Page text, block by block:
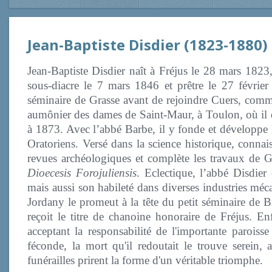
Jean-Baptiste Disdier (1823-1880)
Jean-Baptiste Disdier naît à Fréjus le 28 mars
sous-diacre le 7 mars 1846 et prêtre le 27
séminaire de Grasse avant de rejoindre Cuers,
aumônier des dames de Saint-Maur, à Toulon, où
à 1873. Avec l’abbé Barbe, il y fonde et
Oratoriens. Versé dans la science historique,
revues archéologiques et complète les travaux
Dioecesis Forojuliensis. Eclectique, l’abbé Disdier
mais aussi son habileté dans diverses industries
Jordany le promeut à la tête du petit séminaire de
reçoit le titre de chanoine honoraire de Fréjus.
acceptant la responsabilité de l'importante
féconde, la mort qu'il redoutait le trouve serein,
funérailles prirent la forme d'un véritable triomphe.